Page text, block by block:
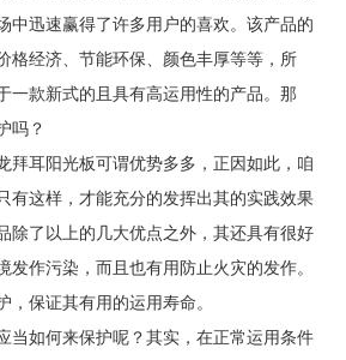
中迅速赢得了许多用户的喜欢。该产品的
格经济、节能环保、颜色丰厚等等，所
一款新式的且具有高运用性的产品。那
吗？
拜耳阳光板可谓优势多多，正因如此，咱
有这样，才能充分的发挥出其的实践效果
除了以上的几大优点之外，其还具有很好
发作污染，而且也有用防止火灾的发作。
，保证其有用的运用寿命。
当如何来保护呢？其实，在正常运用条件